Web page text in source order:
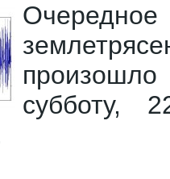
Очередное
субботу,